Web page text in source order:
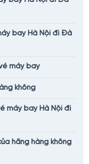
bay Hà Nội đi Đà
máy bay
không
máy bay Hà Nội đi
hãng hàng không